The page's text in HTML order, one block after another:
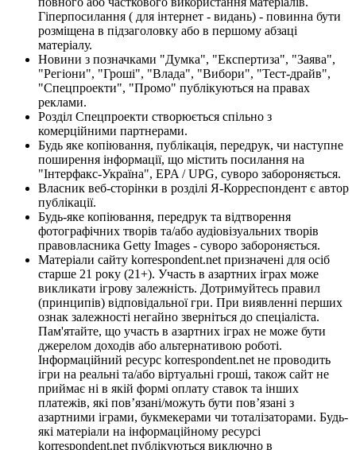
Гіперпосилання ( для інтернет - видань) - повинна бути
розміщена в підзаголовку або в першому абзаці
матеріалу.
Новини з позначками "Думка", "Експертиза", "Заява",
"Регіони", "Гроші", "Влада", "Вибори", "Тест-драйв",
"Спецпроекти", "Промо" публікуються на правах
реклами.
Розділ Спецпроекти створюється спільно з
комерційними партнерами.
Будь яке копіювання, публікація, передрук, чи наступне
поширення інформації, що містить посилання на
"Інтерфакс-Україна", EPA / UPG, суворо забороняється.
Власник веб-сторінки в розділі Я-Корреспондент є автор
публікації.
Будь-яке копіювання, передрук та відтворення
фотографічних творів та/або аудіовізуальних творів
правовласника Getty Images - суворо забороняється.
Матеріали сайту korrespondent.net призначені для осіб
старше 21 року (21+). Участь в азартних іграх може
викликати ігрову залежність. Дотримуйтесь правил
(принципів) відповідальної гри. При виявленні перших
ознак залежності негайно зверніться до спеціаліста.
Пам'ятайте, що участь в азартних іграх не може бути
джерелом доходів або альтернативою роботі.
Інформаційний ресурс korrespondent.net не проводить
ігри на реальні та/або віртуальні гроші, також сайт не
приймає ні в якій формі оплату ставок та інших
платежів, які пов’язані/можуть бути пов’язані з
азартними іграми, букмекерами чи тоталізаторами. Будь-
які матеріали на інформаційному ресурсі
korrespondent.net публікуються виключно в